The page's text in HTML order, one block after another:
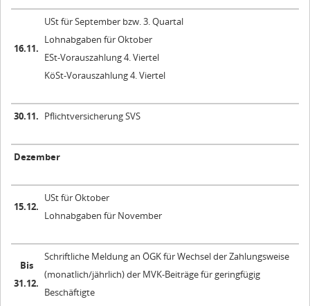
16.11.
USt für September bzw. 3. Quartal
Lohnabgaben für Oktober
ESt-Vorauszahlung 4. Viertel
KöSt-Vorauszahlung 4. Viertel
30.11. Pflichtversicherung SVS
Dezember
15.12.
USt für Oktober
Lohnabgaben für November
Bis
31.12.
Schriftliche Meldung an ÖGK für Wechsel der Zahlungsweise
(monatlich/jährlich) der MVK-Beiträge für geringfügig
Beschäftigte